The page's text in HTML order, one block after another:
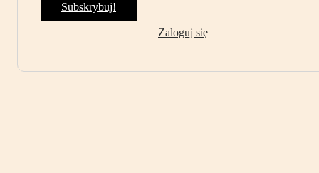
Subskrybuj!
Zaloguj się